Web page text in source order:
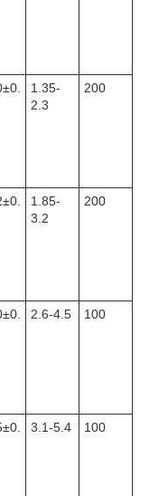
1.35-
2.3
200
1.85-
3.2
200
2.6-4.5 100
3.1-5.4 100